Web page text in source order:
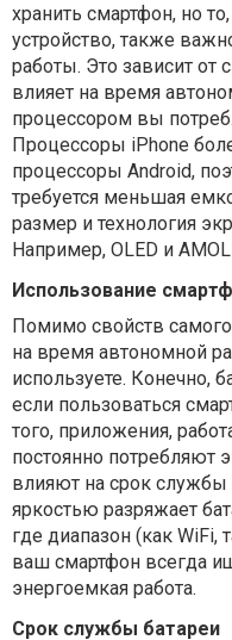
хранить смартфон, но
устройство, также
работы. Это зависит от
влияет на время
процессором вы
Процессоры iPhone
процессоры Android,
требуется меньшая
размер и технология
Например, OLED и
Использование
Помимо свойств
на время автономной
используете. Конечно,
если пользоваться
того, приложения,
постоянно потребляют
влияют на срок службы
яркостью разряжает
где диапазон (как WiFi,
ваш смартфон всегда
энергоемкая работа.
Срок службы батареи